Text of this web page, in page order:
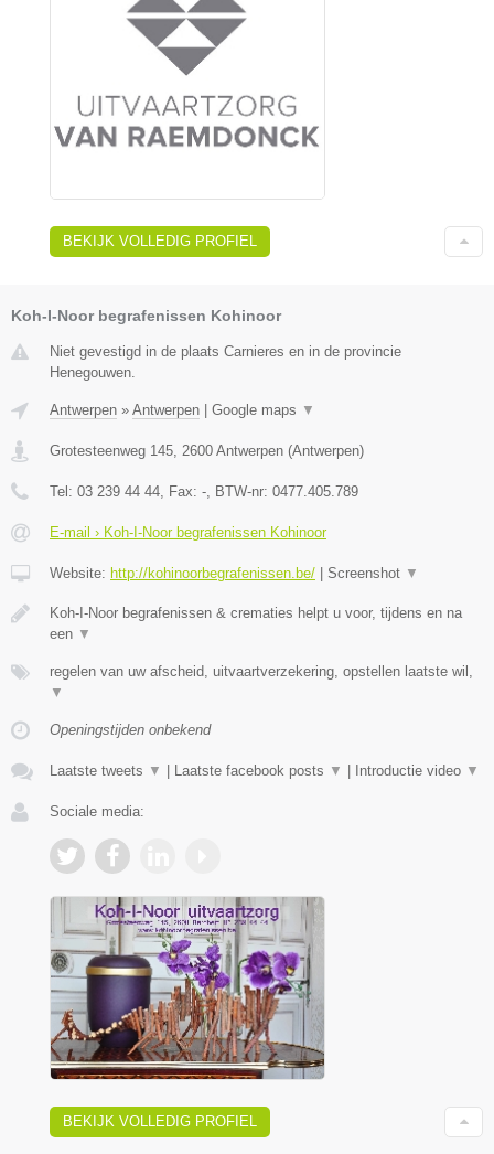
BEKIJK VOLLEDIG PROFIEL
Koh-I-Noor begrafenissen Kohinoor
Niet gevestigd in de plaats Carnieres en in de provincie
Henegouwen.
Antwerpen » Antwerpen Google maps ▼
Grotesteenweg 145, 2600 Antwerpen (Antwerpen)
Tel: 03 239 44 44, Fax: -, BTW-nr: 0477.405.789
E-mail › Koh-I-Noor begrafenissen Kohinoor
Website: http://kohinoorbegrafenissen.be/ Screenshot ▼
Koh-I-Noor begrafenissen & crematies helpt u voor, tijdens en na
een ▼
regelen van uw afscheid, uitvaartverzekering, opstellen laatste wil,
▼
Openingstijden onbekend
Laatste tweets ▼ Laatste facebook posts ▼ Introductie video ▼
Sociale media:
BEKIJK VOLLEDIG PROFIEL